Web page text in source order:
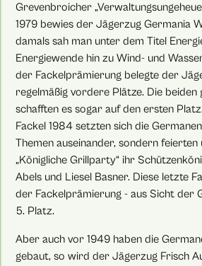
Grevenbroicher
1979 bewies der Jägerzug Germania
damals sah man unter dem Titel
Energiewende hin zu Wind- und
der Fackelprämierung belegte der
regelmäßig vordere Plätze. Die beiden
schafften es sogar auf den ersten
Fackel 1984 setzten sich die
Themen auseinander, sondern
„Königliche Grillparty“ ihr
Abels und Liesel Basner. Diese letzte
der Fackelprämierung - aus Sicht der
5. Platz.
Aber auch vor 1949 haben die
gebaut, so wird der Jägerzug Frisch